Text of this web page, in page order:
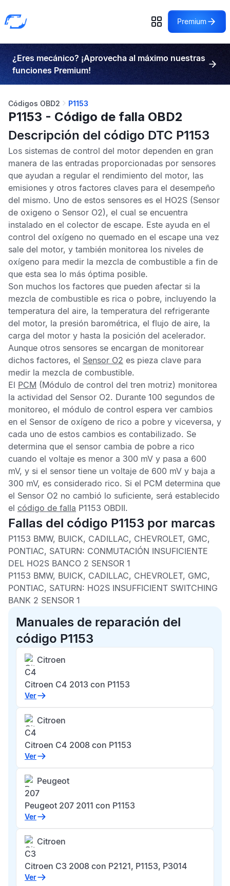
Premium
¿Eres mecánico? ¡Aprovecha al máximo nuestras
funciones Premium!
Códigos OBD2 P1153
P1153 - Código de falla OBD2
Descripción del código DTC P1153
Los sistemas de control del motor dependen en gran
manera de las entradas proporcionadas por sensores
que ayudan a regular el rendimiento del motor, las
emisiones y otros factores claves para el desempeño
del mismo. Uno de estos sensores es el HO2S (Sensor
de oxigeno o Sensor O2), el cual se encuentra
instalado en el colector de escape. Este ayuda en el
control del oxígeno no quemado en el escape una vez
sale del motor, y también monitorea los niveles de
oxígeno para medir la mezcla de combustible a fin de
que esta sea lo más óptima posible.
Son muchos los factores que pueden afectar si la
mezcla de combustible es rica o pobre, incluyendo la
temperatura del aire, la temperatura del refrigerante
del motor, la presión barométrica, el flujo de aire, la
carga del motor y hasta la posición del acelerador.
Aunque otros sensores se encargan de monitorear
dichos factores, el Sensor O2 es pieza clave para
medir la mezcla de combustible.
El PCM (Módulo de control del tren motriz) monitorea
la actividad del Sensor O2. Durante 100 segundos de
monitoreo, el módulo de control espera ver cambios
en el Sensor de oxígeno de rico a pobre y viceversa, y
cada uno de estos cambios es contabilizado. Se
determina que el sensor cambia de pobre a rico
cuando el voltaje es menor a 300 mV y pasa a 600
mV, y si el sensor tiene un voltaje de 600 mV y baja a
300 mV, es considerado rico. Si el PCM determina que
el Sensor O2 no cambió lo suficiente, será establecido
el código de falla P1153 OBDII.
Fallas del código P1153 por marcas
P1153 BMW, BUICK, CADILLAC, CHEVROLET, GMC,
PONTIAC, SATURN: CONMUTACIÓN INSUFICIENTE
DEL HO2S BANCO 2 SENSOR 1
P1153 BMW, BUICK, CADILLAC, CHEVROLET, GMC,
PONTIAC, SATURN: HO2S INSUFFICIENT SWITCHING
BANK 2 SENSOR 1
Manuales de reparación del
código P1153
Citroen
C4
Citroen C4 2013 con P1153
Ver
Citroen
C4
Citroen C4 2008 con P1153
Ver
Peugeot
207
Peugeot 207 2011 con P1153
Ver
Citroen
C3
Citroen C3 2008 con P2121, P1153, P3014
Ver